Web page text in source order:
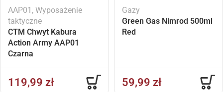
AAP01 , Wyposażenie
taktyczne
CTM Chwyt Kabura
Action Army AAP01
Czarna
119,99 zł
Gazy
Green Gas Nimrod 500ml
Red
59,99 zł